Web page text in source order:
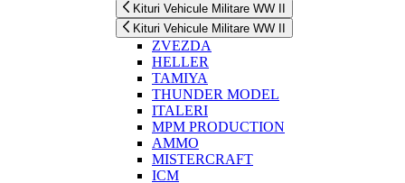
Kituri Vehicule Militare WW II
Kituri Vehicule Militare WW II
ZVEZDA
HELLER
TAMIYA
THUNDER MODEL
ITALERI
MPM PRODUCTION
AMMO
MISTERCRAFT
ICM